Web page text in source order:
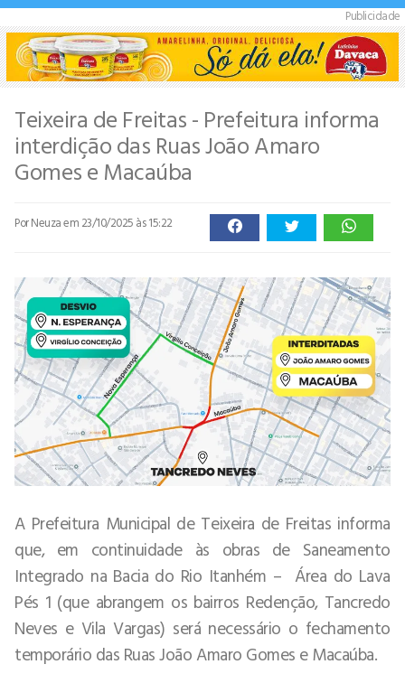
Publicidade
Teixeira de Freitas - Prefeitura informa
interdição das Ruas João Amaro
Gomes e Macaúba
Por Neuzaem 23/10/2025 às 15:22
A Prefeitura Municipal de Teixeira de Freitas informa
que, em continuidade às obras de Saneamento
Integrado na Bacia do Rio Itanhém – Área do Lava
Pés 1 (que abrangem os bairros Redenção, Tancredo
Neves e Vila Vargas) será necessário o fechamento
temporário das Ruas João Amaro Gomes e Macaúba.